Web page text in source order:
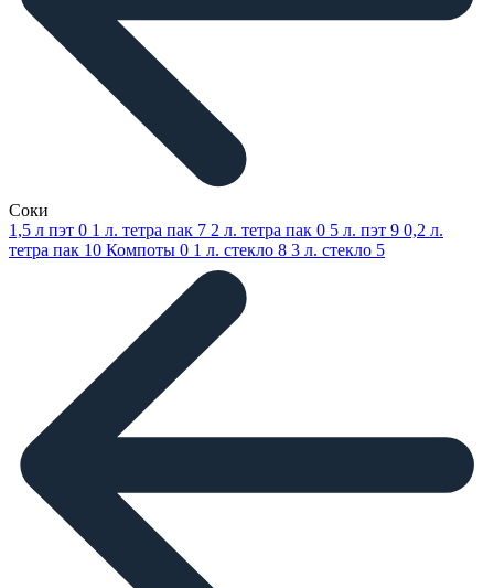
Соки
1,5 л пэт 0 1 л. тетра пак 7 2 л. тетра пак 0 5 л. пэт 9 0,2 л.
тетра пак 10 Компоты 0 1 л. стекло 8 3 л. стекло 5